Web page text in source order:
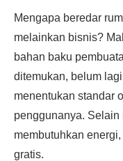
Mengapa beredar
melainkan bisnis?
bahan baku
ditemukan, belum
menentukan standar
penggunanya.
membutuhkan
gratis.